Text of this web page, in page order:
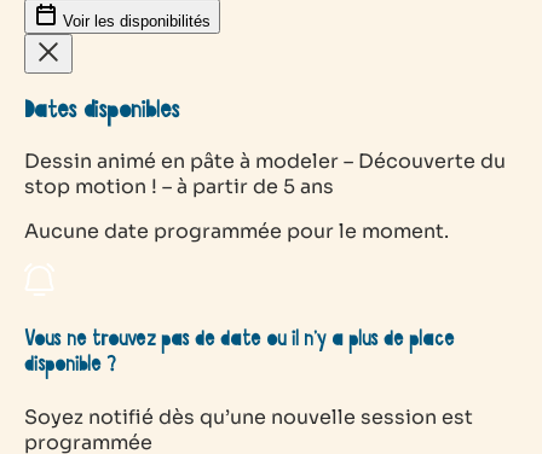
Voir les disponibilités
Dates disponibles
Dessin animé en pâte à modeler – Découverte du
stop motion ! – à partir de 5 ans
Aucune date programmée pour le moment.
Vous ne trouvez pas de date ou il n’y a plus de place
disponible ?
Soyez notifié dès qu’une nouvelle session est
programmée